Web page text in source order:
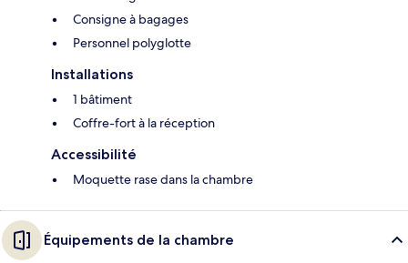
Consigne à bagages
Personnel polyglotte
Installations
1 bâtiment
Coffre-fort à la réception
Accessibilité
Moquette rase dans la chambre
Équipements de la chambre